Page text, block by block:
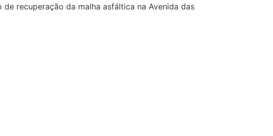
recuperação da malha asfáltica na Avenida das